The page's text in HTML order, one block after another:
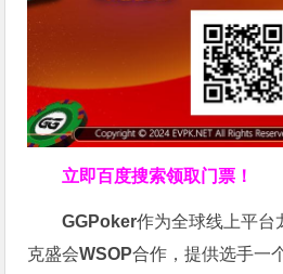
立即百度搜索领取门票！
GGPoker作为全球线上平台
克盛会WSOP合作，提供选手一